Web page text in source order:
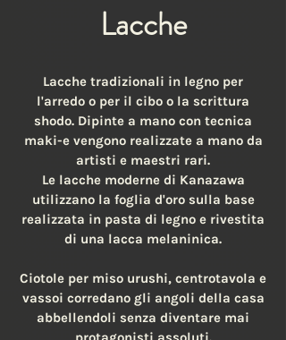
Lacche
Lacche tradizionali in legno per
l'arredo o per il cibo o la scrittura
shodo. Dipinte a mano con tecnica
maki-e vengono realizzate a mano da
artisti e maestri rari.
Le lacche moderne di Kanazawa
utilizzano la foglia d'oro sulla base
realizzata in pasta di legno e rivestita
di una lacca melaninica.
Ciotole per miso urushi, centrotavola e
vassoi corredano gli angoli della casa
abbellendoli senza diventare mai